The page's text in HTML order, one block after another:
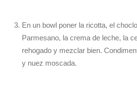
En un bowl poner la ricotta, el
Parmesano, la crema de leche, la
rehogado y mezclar bien.
y nuez moscada.